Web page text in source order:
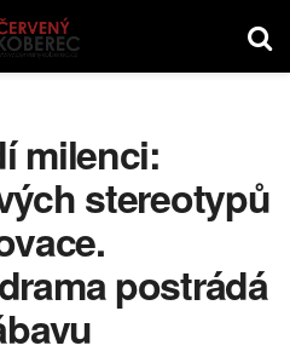
milenci:
stereotypů
postrádá